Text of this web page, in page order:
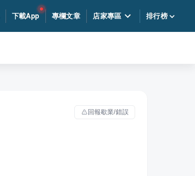
下載App 專欄文章 店家專區 排行榜
回報歇業/錯誤